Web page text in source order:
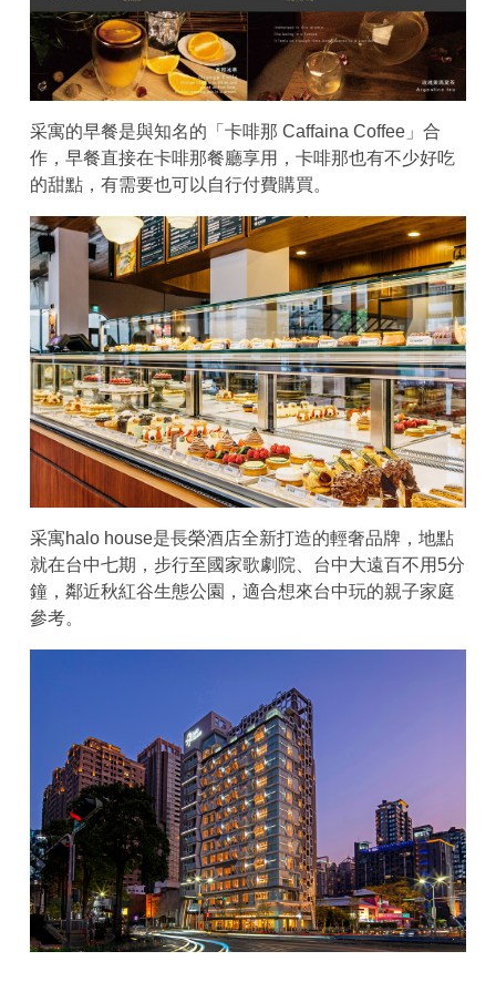
采寓的早餐是與知名的「卡啡那 Caffaina Coffee」合
作，早餐直接在卡啡那餐廳享用，卡啡那也有不少好吃
的甜點，有需要也可以自行付費購買。
采寓halo house是長榮酒店全新打造的輕奢品牌，地點
就在台中七期，步行至國家歌劇院、台中大遠百不用5分
鐘，鄰近秋紅谷生態公園，適合想來台中玩的親子家庭
參考。